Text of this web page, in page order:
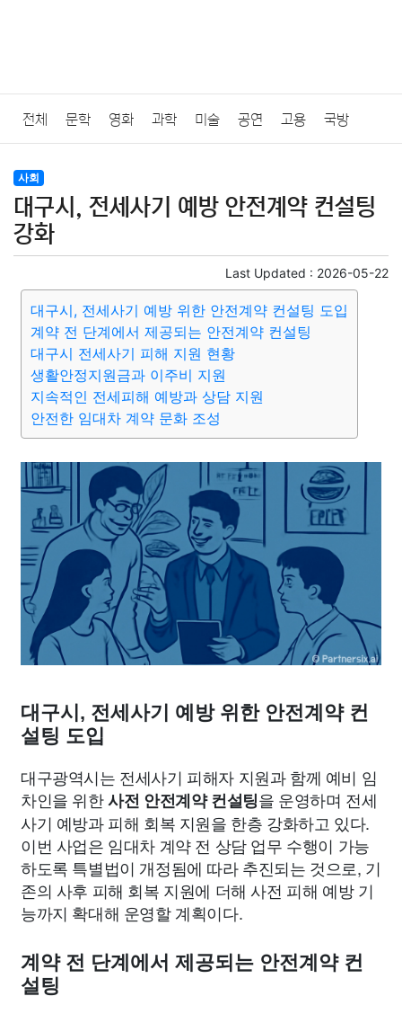
전체 문학 영화 과학 미술 공연 고용 국방
법률
질병 가요 방송 일상 주식 암호화폐 블록체인
미용 증권 인테리어
요리 상품리뷰 원예 금융 게임 스포츠 사진
대출 자동차 취미 여행 맛집
종교 사회 정치 건강 의료
부동산 외국어 교육 교통 생활 기타
사회
대구시, 전세사기 예방 안전계약 컨설팅
강화
Last Updated : 2026-05-22
대구시, 전세사기 예방 위한 안전계약 컨설팅 도입
계약 전 단계에서 제공되는 안전계약 컨설팅
대구시 전세사기 피해 지원 현황
생활안정지원금과 이주비 지원
지속적인 전세피해 예방과 상담 지원
안전한 임대차 계약 문화 조성
대구시, 전세사기 예방 위한 안전계약 컨
설팅 도입
대구광역시는 전세사기 피해자 지원과 함께 예비 임
차인을 위한사전 안전계약 컨설팅을 운영하며 전세
사기 예방과 피해 회복 지원을 한층 강화하고 있다.
이번 사업은 임대차 계약 전 상담 업무 수행이 가능
하도록 특별법이 개정됨에 따라 추진되는 것으로, 기
존의 사후 피해 회복 지원에 더해 사전 피해 예방 기
능까지 확대해 운영할 계획이다.
계약 전 단계에서 제공되는 안전계약 컨
설팅